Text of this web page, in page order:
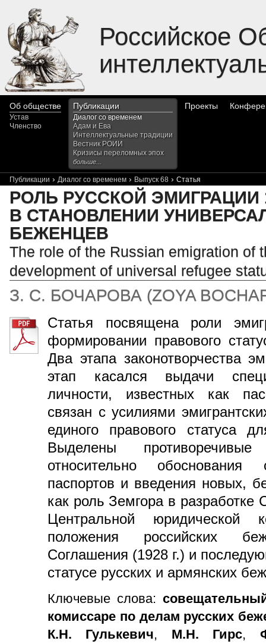
Российское
Об обществе
Устав
Членство
Публикации
Диалог со временем
Адам и Ева
Интеллектуальные традиции
Вестник РОИИ
Кризисы переломных эпох
больше...
Проекты
Публикации › Диалог со временем › Выпуск 68 › Статья
РОЛЬ РУССКОЙ ЭМИГРАЦИИ
В СТАНОВЛЕНИИ
БЕЖЕНЦЕВ
The role of the Russian emigration of
development of universal refugee
З. С. БОЧАРОВА (ZOYA
Статья посвящена роли
формировании правового
Два этапа законотворчества
этап касался выдачи
личности, известных как
связан с усилиями
единого правового статуса
Выделены
относительно
паспортов и введения новых,
как роль Земгора в разработке
Центральной юридической
положения российских
Соглашения (1928 г.) и
статусе русских и армянских
Ключевые слова:
комиссаре по делам русских
К.Н. Гулькевич, М.Н. Гирс,